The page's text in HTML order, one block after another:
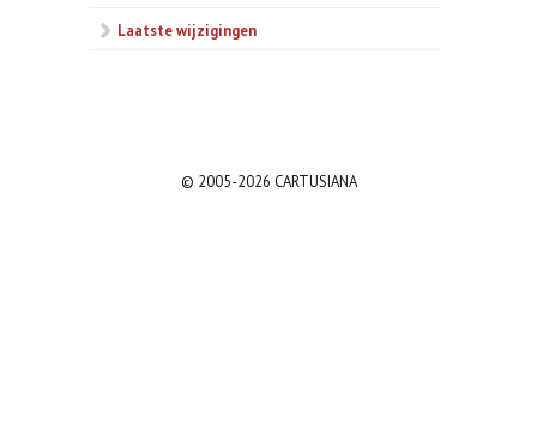
Laatste wijzigingen
© 2005-2026 CARTUSIANA